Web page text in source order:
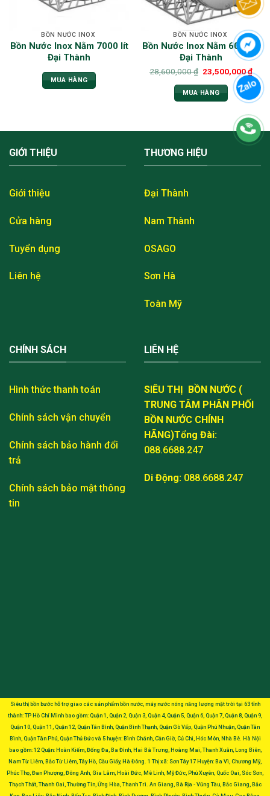
BỒN NƯỚC INOX
Bồn Nước Inox Nằm 7000 lít
Đại Thành
MUA HÀNG
BỒN NƯỚC INOX
Bồn Nước Inox Nằm 6000 lít
Đại Thành
28,600,000₫ 23,500,000₫
MUA HÀNG
GIỚI THIỆU
Giới thiệu
Cửa hàng
Tuyển dụng
Liên hệ
THƯƠNG HIỆU
Đại Thành
Nam Thành
OSAGO
Sơn Hà
Toàn Mỹ
CHÍNH SÁCH
Hình thức thanh toán
Chính sách vận chuyển
Chính sách bảo hành đổi
trả
Chính sách bảo mật thông
tin
LIÊN HỆ
SIÊU THỊ BỒN NƯỚC (
TRUNG TÂM PHÂN PHỐI
BỒN NƯỚC CHÍNH
HÃNG)Tổng Đài:
088.6688.247
Di Động: 088.6688.247
Siêu thị bồn bước hỗ trợ giao các sản phẩm bồn nước, máy nước nóng năng lượng mặt trời tại 63 tỉnh
thành: TP Hồ Chí Minh bao gồm: Quận 1, Quận 2, Quận 3, Quận 4, Quận 5, Quận 6, Quận 7, Quận 8, Quận 9,
Quận 10, Quận 11, Quận 12, Quận Tân Bình, Quận Bình Thạnh, Quận Gò Vấp, Quận Phú Nhuận, Quận Tân
Bình, Quận Tân Phú, Quận Thủ Đức và 5 huyện: Bình Chánh, Cần Giờ, Củ Chi, Hóc Môn, Nhà Bè. Hà Nội
bao gồm: 12 Quận: Hoàn Kiếm, Đống Đa, Ba Đình, Hai Bà Trưng, Hoàng Mai, Thanh Xuân, Long Biên,
Nam Từ Liêm, Bắc Từ Liêm, Tây Hồ, Cầu Giấy, Hà Đông. 1 Thị xã: Sơn Tây 17 Huyện: Ba Vì, Chương Mỹ,
Phúc Thọ, Đan Phượng, Đông Anh, Gia Lâm, Hoài Đức, Mê Linh, Mỹ Đức, Phú Xuyên, Quốc Oai, Sóc Sơn,
Thạch Thất, Thanh Oai, Thường Tín, Ứng Hòa, Thanh Trì. An Giang, Bà Rịa - Vũng Tàu, Bắc Giang, Bắc